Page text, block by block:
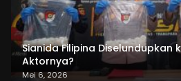
Sianida Filipina Diselundupkan
Aktornya?
Mei 6, 2026